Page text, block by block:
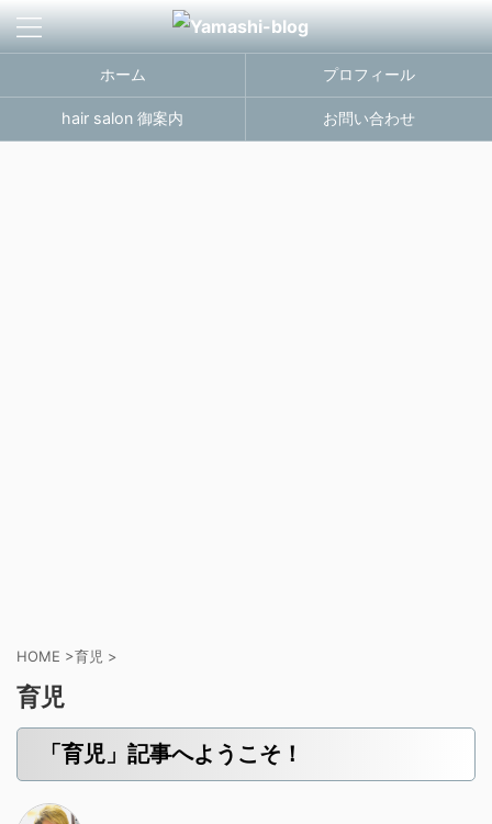
ホーム プロフィール
hair salon 御案内 お問い合わせ
HOME >育児 >
育児
「育児」記事へようこそ！